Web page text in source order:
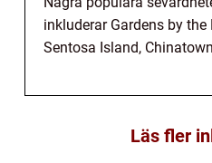
inkluderar Gardens by
Sentosa Island,
Läs fler